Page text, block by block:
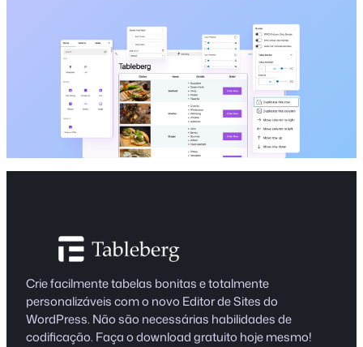
Crie facilmente tabelas bonitas e totalmente
personalizáveis com o novo Editor de Sites do
WordPress. Não são necessárias habilidades de
codificação. Faça o download gratuito hoje mesmo!